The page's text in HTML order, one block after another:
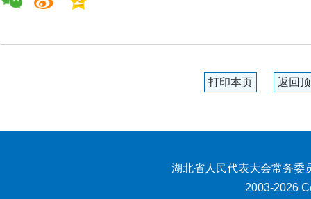
打印本页 返回
湖北省人民代表大会常务委
2003-2026